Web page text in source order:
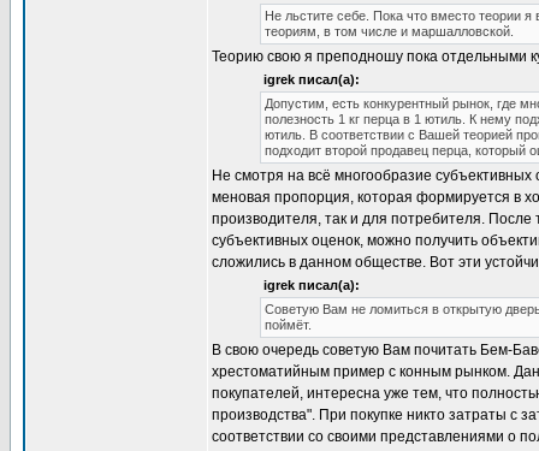
Не льстите себе. Пока что вместо теории
теориям, в том числе и маршалловской.
Теорию свою я преподношу пока отдельными
igrek писал(а):
Допустим, есть конкурентный рынок, где
полезность 1 кг перца в 1 ютиль. К нему
ютиль. В соответствии с Вашей теорией
подходит второй продавец перца, который
Не смотря на всё многообразие
меновая пропорция, которая формируется в
производителя, так и для потребителя. После
субъективных оценок, можно получить
сложились в данном обществе. Вот эти
igrek писал(а):
Советую Вам не ломиться в открытую
поймёт.
В свою очередь советую Вам почитать Бем-
хрестоматийным пример с конным рынком.
покупателей, интересна уже тем, что
производства". При покупке никто затраты с
соответствии со своими представлениями о